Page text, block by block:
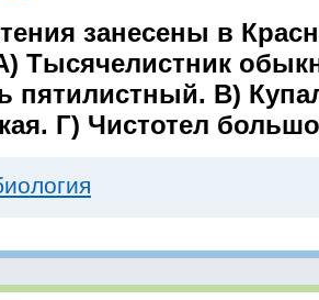
занесены в
Тысячелистник
пятилистный. В)
Г) Чистотел